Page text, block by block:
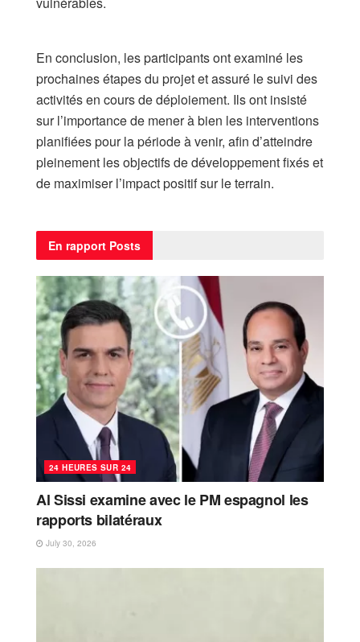
​En conclusion, les participants ont examiné les
prochaines étapes du projet et assuré le suivi des
activités en cours de déploiement. Ils ont insisté
sur l’importance de mener à bien les interventions
planifiées pour la période à venir, afin d’atteindre
pleinement les objectifs de développement fixés et
de maximiser l’impact positif sur le terrain.
En rapport Posts
24 HEURES SUR 24
Al Sissi examine avec le PM espagnol les
rapports bilatéraux
July 30, 2026